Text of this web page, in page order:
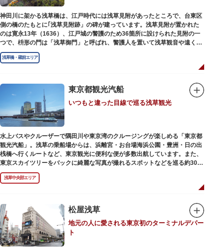
神田川に架かる浅草橋は、江戸時代には浅草見附があったところで、台東区
側の橋のたもとに｢浅草見附跡」の碑が建っています。浅草見附が置かれた
のは寛永13年（1636）、江戸城の警護のため36箇所に設けられた見附の一
つで、枡形の門は「浅草御門」と呼ばれ、警護人を置いて浅草観音や遠くは
奥州へ往来する人々を取り締まりました。
浅草橋・蔵前エリア
東京都観光汽船
いつもと違った目線で巡る浅草観光
水上バスやクルーザーで隅田川や東京湾のクルージングが楽しめる「東京都
観光汽船」。浅草の乗船場からは、浜離宮・お台場海浜公園・豊洲・日の出
桟橋へ行くルートなど、東京観光に便利な便が多数出航しています。また、
東京スカイツリーをバックに綺麗な写真が撮れるスポットなどを巡る約30分
の「浅草周遊コース」も。初日の出やお花見、隅田川花火大会、クリスマス
などのイベント時は、いつもと違う目線から東京の景色を堪能できるイベン
や、約300人が乗船可能なアメリカンな大型船など多種多様な船体も魅力。
目的や人数にあわせてコースや時間帯を選べるチャータークルーズも行われ
ています。
浅草中央部エリア
松屋浅草
地元の人に愛される東京初のターミナルデパー
ト